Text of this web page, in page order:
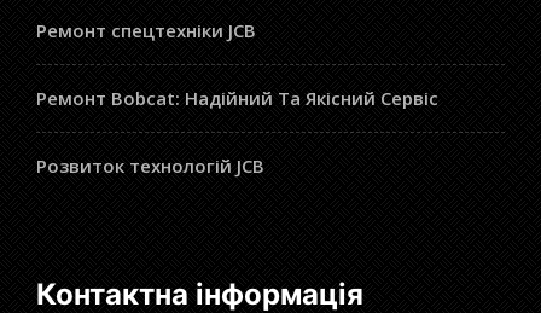
Ремонт спецтехніки JCB
Ремонт Bobcat: Надійний Та Якісний Сервіс
Розвиток технологій JCB
Контактна інформація